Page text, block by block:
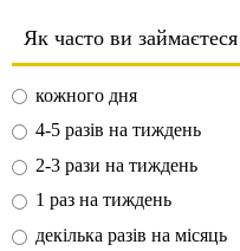
Як часто ви
кожного дня
4-5 разів на тиждень
2-3 рази на тиждень
1 раз на тиждень
декілька разів на місяць